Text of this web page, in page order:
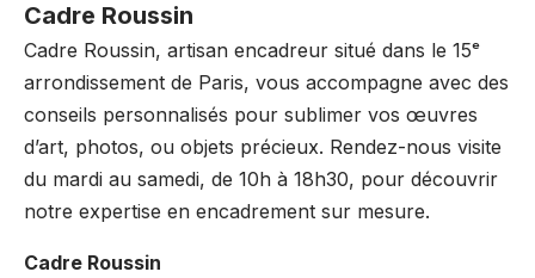
Cadre Roussin
Cadre Roussin, artisan encadreur situé dans le 15ᵉ
arrondissement de Paris, vous accompagne avec des
conseils personnalisés pour sublimer vos œuvres
d’art, photos, ou objets précieux. Rendez-nous visite
du mardi au samedi, de 10h à 18h30, pour découvrir
notre expertise en encadrement sur mesure.
Cadre Roussin